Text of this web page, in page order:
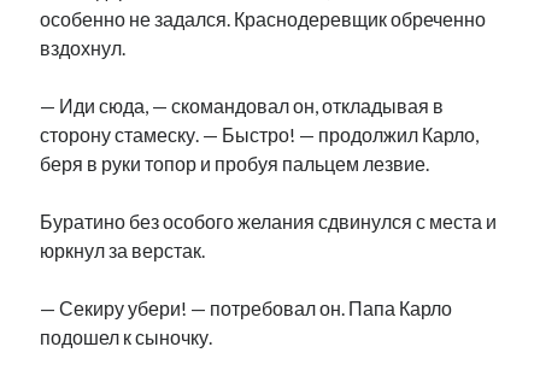
т.х. ильвес
танк
эстония эстонский язык
Отзывы и предложения по блогу:
anton.stalnuhhin@gmail.com
особенно не задался. Краснодеревщик обреченно
вздохнул.
— Иди сюда, — скомандовал он, откладывая в
сторону стамеску. — Быстро! — продолжил Карло,
беря в руки топор и пробуя пальцем лезвие.
Буратино без особого желания сдвинулся с места и
юркнул за верстак.
— Секиру убери! — потребовал он. Папа Карло
подошел к сыночку.